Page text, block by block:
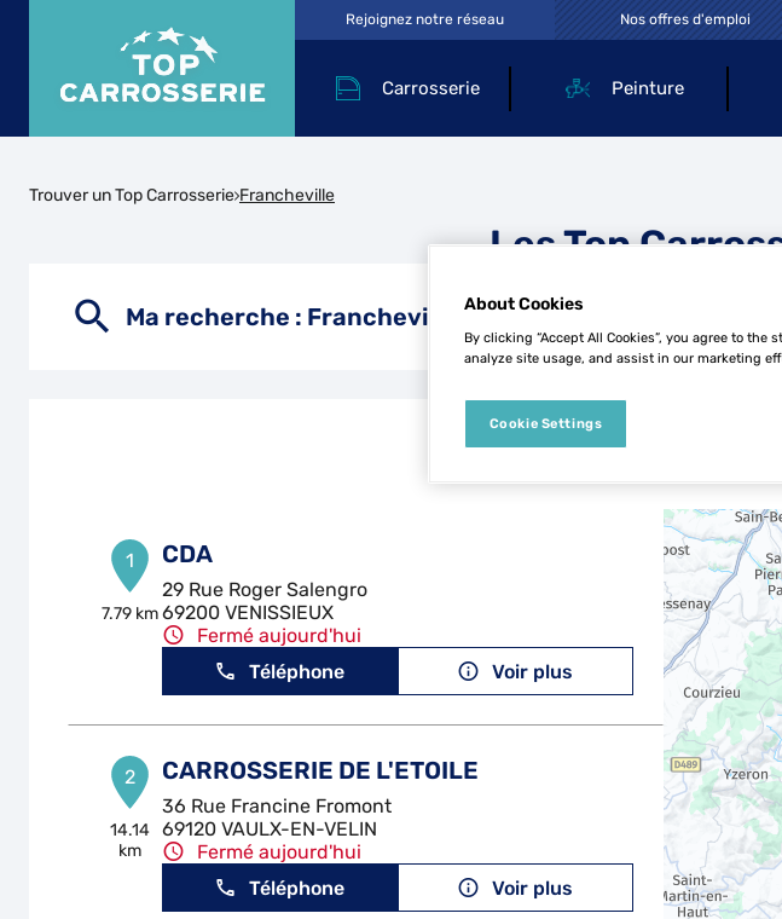
Carrosserie Peinture
Rejoignez notre réseau Nos offres d'emploi
Trouver un Top Carrosserie Francheville
Les Top
Ma recherche : Francheville
5 Top
1
7.79 km
CDA
29 Rue Roger Salengro
69200 VENISSIEUX
Fermé aujourd'hui
Téléphone
Voir plus
2
14.14
km
CARROSSERIE DE L'ETOILE
36 Rue Francine Fromont
69120 VAULX-EN-VELIN
Fermé aujourd'hui
Téléphone
Voir plus
About Cookies
By clicking “Accept All Cookies”, you agree to
analyze site usage, and assist in our marketing
Cookie Settings